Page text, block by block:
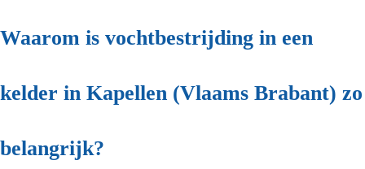
Waarom is vochtbestrijding in een
kelder in Kapellen (Vlaams Brabant) zo
belangrijk?